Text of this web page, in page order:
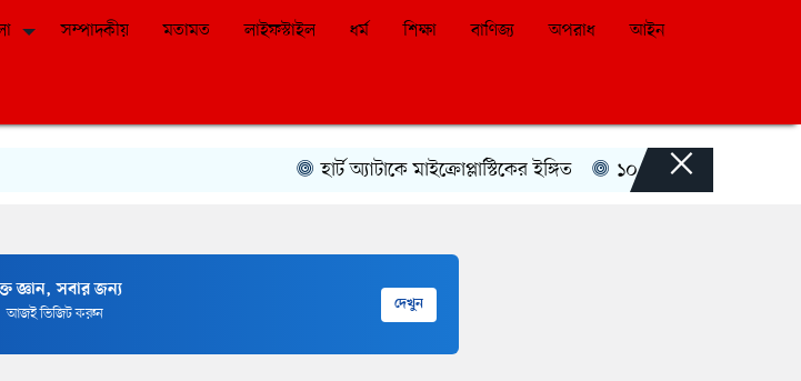
সম্পাদকীয় মতামত লাইফস্টাইল ধর্ম শিক্ষা বাণিজ্য অপরাধ আইন
হার্ট অ্যাটাকে মাইক্রোপ্লাস্টিকের ইঙ্গিত ১০ আগস্ট এসএসসির ফল
×
জ্ঞান, সবার জন্য
আজই ভিজিট করুন দেখুন